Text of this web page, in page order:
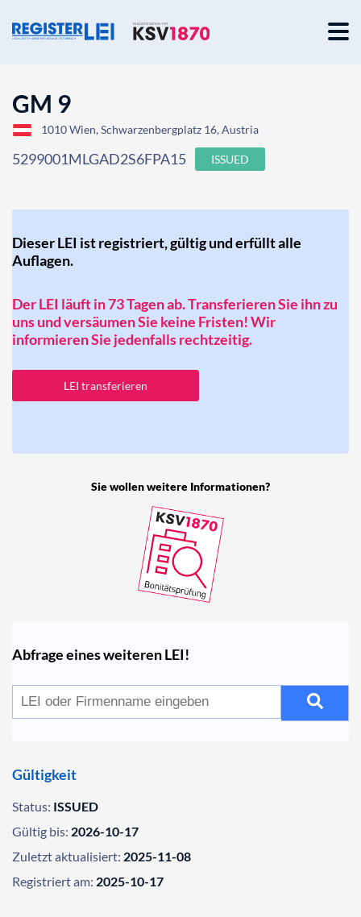
GM 9
1010 Wien, Schwarzenbergplatz 16, Austria
5299001MLGAD2S6FPA15 ISSUED
Dieser LEI ist registriert, gültig und erfüllt alle
Auflagen.
Der LEI läuft in 73 Tagen ab. Transferieren Sie ihn zu
uns und versäumen Sie keine Fristen! Wir
informieren Sie jedenfalls rechtzeitig.
LEI transferieren
Sie wollen weitere Informationen?
Abfrage eines weiteren LEI!
Gültigkeit
Status: ISSUED
Gültig bis: 2026-10-17
Zuletzt aktualisiert: 2025-11-08
Registriert am: 2025-10-17